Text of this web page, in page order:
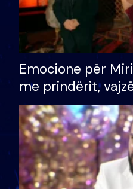
Emocione për
me prindërit,
bashkëshorten:
divorci apo jo?